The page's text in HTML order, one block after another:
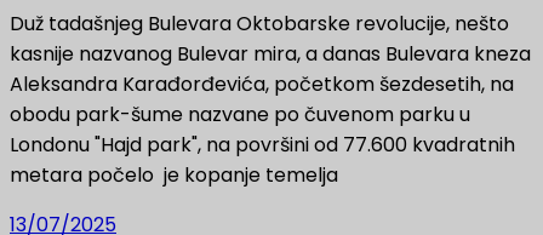
Duž tadašnjeg Bulevara Oktobarske revolucije, nešto
kasnije nazvanog Bulevar mira, a danas Bulevara kneza
Aleksandra Karađorđevića, početkom šezdesetih, na
obodu park-šume nazvane po čuvenom parku u
Londonu "Hajd park", na površini od 77.600 kvadratnih
metara počelo je kopanje temelja
13/07/2025